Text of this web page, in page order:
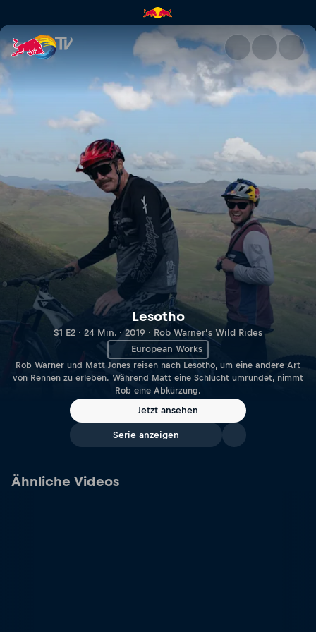
Lesotho | Red Bull TV
Lesotho
S1 E2 · 24 Min. · 2019 · Rob Warner’s Wild Rides
European Works
Rob Warner und Matt Jones reisen nach Lesotho, um eine andere Art
von Rennen zu erleben. Während Matt eine Schlucht umrundet, nimmt
Rob eine Abkürzung.
Jetzt ansehen
Serie anzeigen
Ähnliche Videos